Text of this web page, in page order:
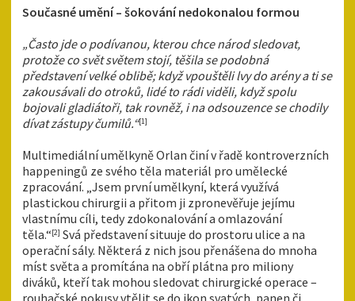
Současné umění – šokování nedokonalou formou
„Často jde o podívanou, kterou chce národ sledovat,
protože co svět světem stojí, těšila se podobná
představení velké oblibě; když vpouštěli lvy do arény a ti se
zakousávali do otroků, lidé to rádi viděli, když spolu
bojovali gladiátoři, tak rovněž, i na odsouzence se chodily
dívat zástupy čumilů.“[1]
Multimediální umělkyně Orlan činí v řadě kontroverzních
happeningů ze svého těla materiál pro umělecké
zpracování. „Jsem první umělkyní, která využívá
plastickou chirurgii a přitom ji zpronevěřuje jejímu
vlastnímu cíli, tedy zdokonalování a omlazování
těla.“[2] Svá představení situuje do prostoru ulice a na
operační sály. Některá z nich jsou přenášena do mnoha
míst světa a promítána na obří plátna pro miliony
diváků, kteří tak mohou sledovat chirurgické operace –